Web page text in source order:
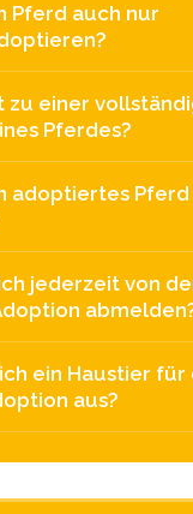
Pferd auch nur
zu einer
Pferdes?
adoptiertes Pferd
jederzeit von
ein Haustier für
aus?